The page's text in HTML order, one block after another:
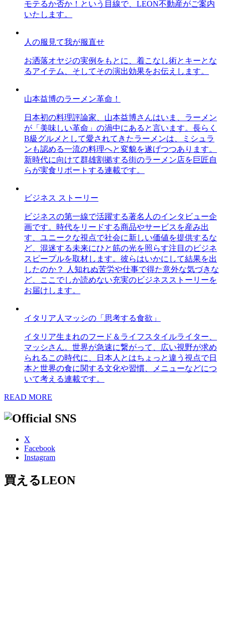
モテるか否か！という目線で、LEON不動産がご案内
いたします。
人の服見て我が服直せ
お洒落オヤジの実例をもとに、着こなし術とキーとな
るアイテム、そしてその演出効果をお伝えします。
山本益博のラーメン革命！
日本初の料理評論家、山本益博さんはいま、ラーメン
が「美味しい革命」の渦中にあると言います。長らく
B級グルメとして愛されてきたラーメンは、ミシュラ
ンも認める一流の料理へと変貌を遂げつつあります。
新時代に向けて群雄割拠する街のラーメン店を巨匠自
らが実食リポートする連載です。
ビジネス ストーリー
ビジネスの第一線で活躍する著名人のインタビュー企
画です。時代をリードする商品やサービスを産み出
す、ユニークな視点で社会に新しい価値を提供するな
ど、混迷する未来にひと筋の光を照らす注目のビジネ
スピープルを取材します。彼らはいかにして結果を出
したのか？ 人知れぬ苦労や仕事で得た意外な気づきな
ど、ここでしか読めない充実のビジネスストーリーを
お届けします。
イタリア人マッシの「思考する食欲」
イタリア生まれのフード＆ライフスタイルライター、
マッシさん。世界が急速に繋がって、広い視野が求め
られるこの時代に、日本人とはちょっと違う視点で日
本と世界の食に関する文化や習慣、メニューなどにつ
いて考える連載です。
READ MORE
X
Facebook
Instagram
買えるLEON